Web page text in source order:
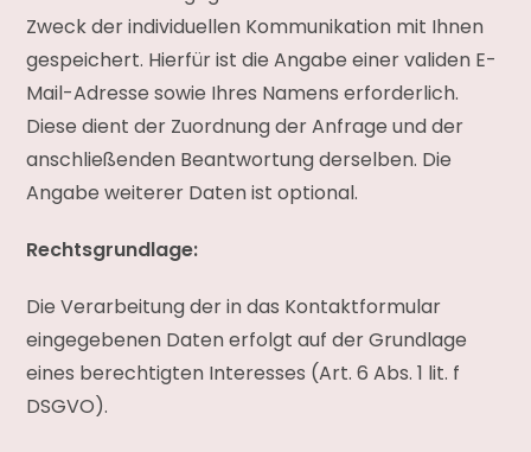
Zweck der individuellen Kommunikation mit Ihnen
gespeichert. Hierfür ist die Angabe einer validen E-
Mail-Adresse sowie Ihres Namens erforderlich.
Diese dient der Zuordnung der Anfrage und der
anschließenden Beantwortung derselben. Die
Angabe weiterer Daten ist optional.
Rechtsgrundlage:
Die Verarbeitung der in das Kontaktformular
eingegebenen Daten erfolgt auf der Grundlage
eines berechtigten Interesses (Art. 6 Abs. 1 lit. f
DSGVO).